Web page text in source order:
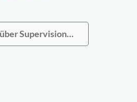
Supervision…